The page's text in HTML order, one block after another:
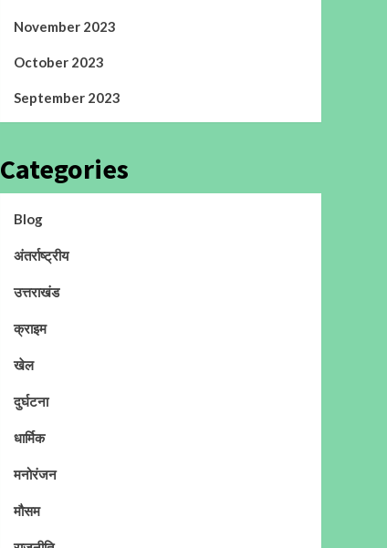
November 2023
October 2023
September 2023
Categories
Blog
अंतर्राष्ट्रीय
उत्तराखंड
क्राइम
खेल
दुर्घटना
धार्मिक
मनोरंजन
मौसम